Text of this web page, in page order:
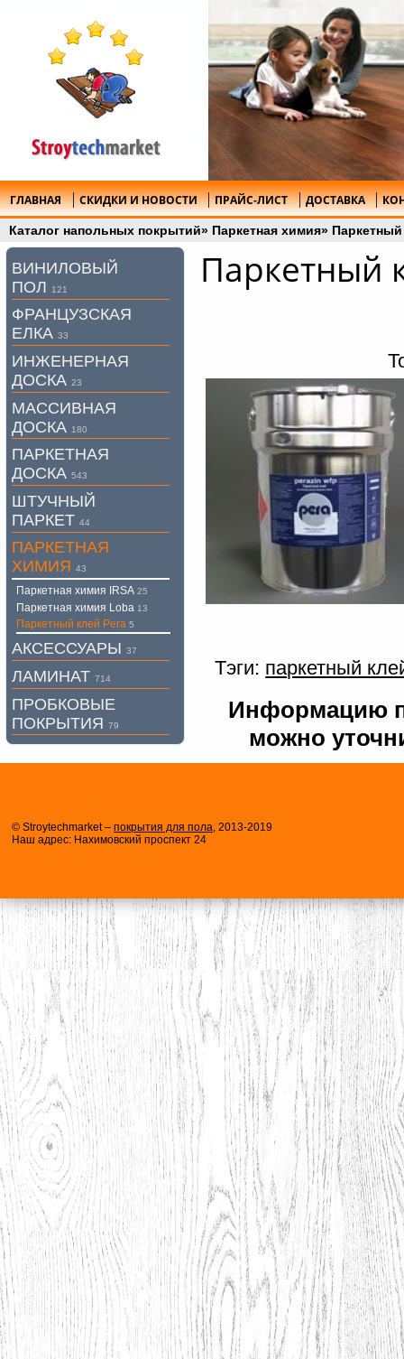
ГЛАВНАЯ СКИДКИ И НОВОСТИ ПРАЙС-ЛИСТ ДОСТАВКА
Каталог напольных покрытий» Паркетная химия» Паркетный
Паркетный
Тэги: паркетный
Информацию
можно
ВИНИЛОВЫЙ
ПОЛ
121
ФРАНЦУЗСКАЯ
ЕЛКА 33
ИНЖЕНЕРНАЯ
ДОСКА 23
МАССИВНАЯ
ДОСКА 180
ПАРКЕТНАЯ
ДОСКА 543
ШТУЧНЫЙ
ПАРКЕТ 44
ПАРКЕТНАЯ
ХИМИЯ 43
Паркетная химия IRSA 25
Паркетная химия Loba 13
Паркетный клей Pera 5
АКСЕССУАРЫ 37
ЛАМИНАТ 714
ПРОБКОВЫЕ
ПОКРЫТИЯ 79
© Stroytechmarket – покрытия для пола, 2013-2019
Наш адрес: Нахимовский проспект 24